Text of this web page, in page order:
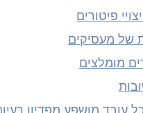
פיטורים
של מעסיקים
מומלצים
עובד מושפע מפדיון